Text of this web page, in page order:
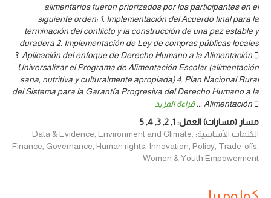
alimentarios fueron priorizados por los participantes en el
siguiente orden: 1. Implementación del Acuerdo final para la
terminación del conflicto y la construcción de una paz estable y
duradera 2. Implementación de Ley de compras públicas locales
3. Aplicación del enfoque de Derecho Humano a la Alimentación 
Universalizar el Programa de Alimentación Escolar (alimentación
sana, nutritiva y culturalmente apropiada) 4. Plan Nacional Rural
del Sistema para la Garantía Progresiva del Derecho Humano a la
Alimentación 
... قراءة المزيد
مسار (مسارات) العمل:1
,
2
,
3
,
4
,
5
الكلمات الأساسية: Data & Evidence, Environment and Climate,
Finance, Governance, Human rights, Innovation, Policy, Trade-offs,
Women & Youth Empowerment